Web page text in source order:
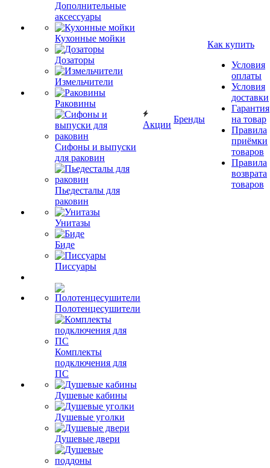
Дополнительные
аксессуары
Кухонные мойки
Дозаторы
Измельчители
Раковины
Сифоны и выпуски
для раковин
Пьедесталы для
раковин
Унитазы
Биде
Писсуары
Полотенцесушители
Комплекты
подключения для
ПС
Душевые кабины
Душевые уголки
Душевые двери
Акции
Бренды
Как купить
Условия
оплаты
Условия
доставки
Гарантия
на товар
Правила
приёмки
товаров
Правила
возврата
товаров